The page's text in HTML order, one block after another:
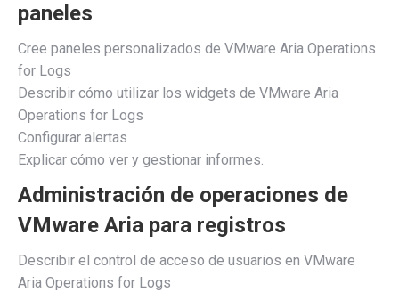
paneles
Cree paneles personalizados de VMware Aria Operations
for Logs
Describir cómo utilizar los widgets de VMware Aria
Operations for Logs
Configurar alertas
Explicar cómo ver y gestionar informes.
Administración de operaciones de
VMware Aria para registros
Describir el control de acceso de usuarios en VMware
Aria Operations for Logs